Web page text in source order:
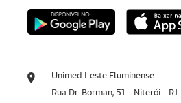
Unimed Leste Fluminense
Rua Dr. Borman, 51 - Niterói - RJ